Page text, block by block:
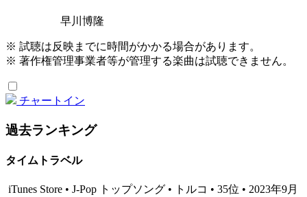
早川博隆
※ 試聴は反映までに時間がかかる場合があります。
※ 著作権管理事業者等が管理する楽曲は試聴できません。
チャートイン
過去ランキング
タイムトラベル
iTunes Store • J-Pop トップソング • トルコ • 35位 • 2023年9月